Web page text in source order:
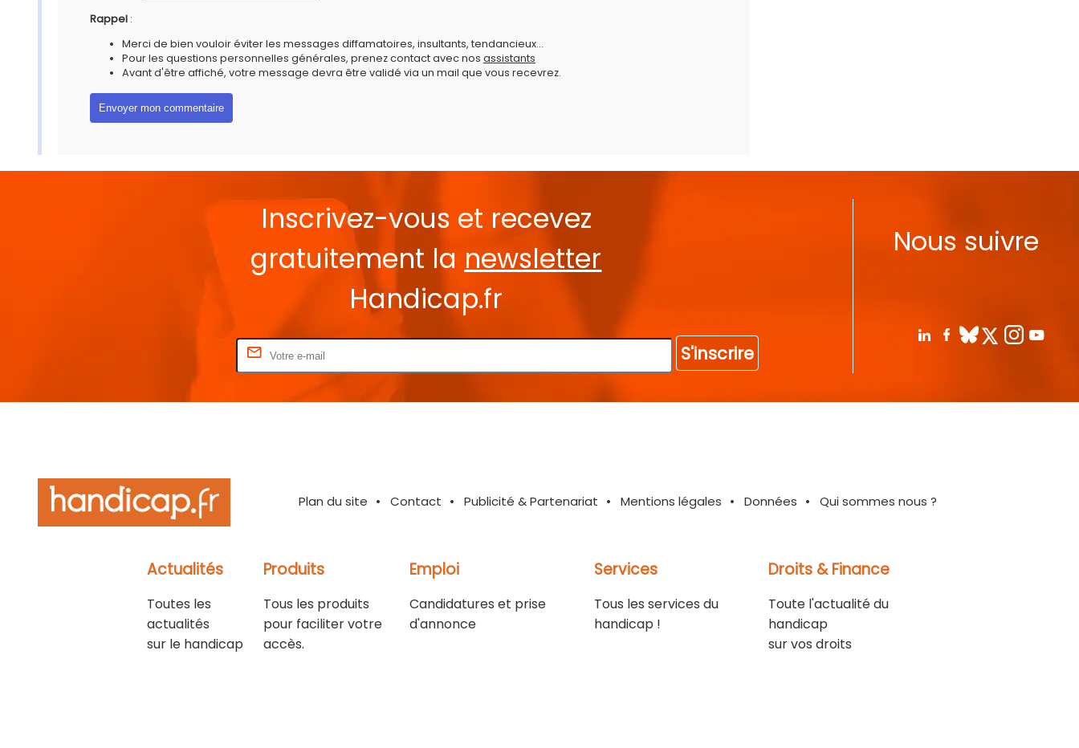
Rappel :
Merci de bien vouloir éviter les messages diffamatoires, insultants, tendancieux...
Pour les questions personnelles générales, prenez contact avec nos assistants
Avant d'être affiché, votre message devra être validé via un mail que vous recevrez.
Inscrivez-vous et recevez
gratuitement la newsletter
Handicap.fr
S'inscrire
Nous suivre
Plan du site Contact Publicité & Partenariat Mentions légales Données Qui sommes nous ?
Actualités
Toutes les
actualités
sur le handicap
Produits
Tous les produits
pour faciliter votre
accès.
Emploi
Candidatures et prise
d'annonce
Services
Tous les services du
handicap !
Droits & Finance
Toute l'actualité du
handicap
sur vos droits